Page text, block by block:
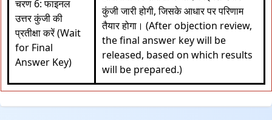
चरण 6: फाइनल
उत्तर कुंजी की
प्रतीक्षा करें (Wait
for Final
Answer Key)
कुंजी जारी होगी, जिसके आधार पर परिणाम
तैयार होगा। (After objection review,
the final answer key will be
released, based on which results
will be prepared.)